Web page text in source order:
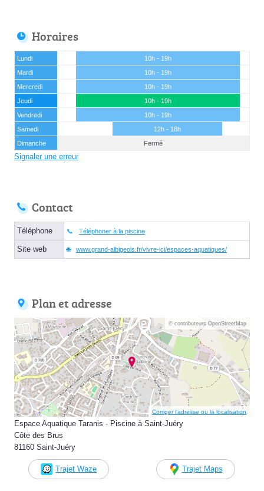
Horaires
Lundi
10h - 19h
Mardi
10h - 19h
Mercredi
10h - 19h
Jeudi
10h - 19h
Vendredi
10h - 19h
Samedi
12h - 18h
Dimanche
Fermé
Signaler une erreur
Contact
Téléphone Téléphoner à la piscine
Site web www.grand-albigeois.fr/vivre-ici/espaces-aquatiques/
Plan et adresse
© contributeurs OpenStreetMap
Corriger l’adresse ou la localisation
Espace Aquatique Taranis - Piscine à Saint-Juéry
Côte des Brus
81160 Saint-Juéry
Trajet Waze Trajet Maps